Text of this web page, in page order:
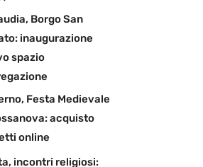
Borgo San
inaugurazione
spazio
Festa Medievale
acquisto
online
incontri religiosi: